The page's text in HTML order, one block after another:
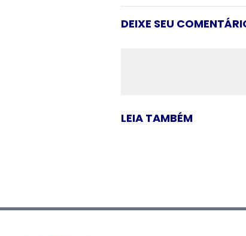
DEIXE SEU
LEIA TAMBÉM